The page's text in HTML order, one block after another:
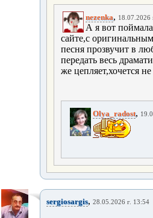
nezenka, 18.07.2026
А я вот
сайте,с
песня прозвучит в
передать весь
же цепляет,хочется
Olya_radost,
sergiosargis, 28.05.2026 г. 13:54